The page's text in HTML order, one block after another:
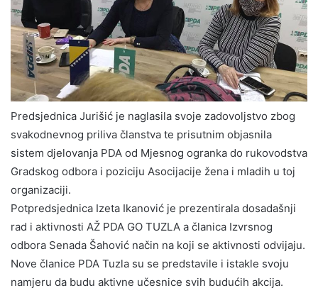
Predsjednica Jurišić je naglasila svoje zadovoljstvo zbog
svakodnevnog priliva članstva te prisutnim objasnila
sistem djelovanja PDA od Mjesnog ogranka do rukovodstva
Gradskog odbora i poziciju Asocijacije žena i mladih u toj
organizaciji.
Potpredsjednica Izeta Ikanović je prezentirala dosadašnji
rad i aktivnosti AŽ PDA GO TUZLA a članica Izvrsnog
odbora Senada Šahović način na koji se aktivnosti odvijaju.
Nove članice PDA Tuzla su se predstavile i istakle svoju
namjeru da budu aktivne učesnice svih budućih akcija.